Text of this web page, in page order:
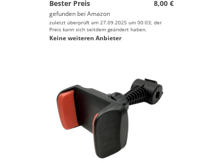
Bester Preis
8,00 €
gefunden bei Amazon
zuletzt überprüft am 27.09.2025 um 00:03; der
Preis kann sich seitdem geändert haben.
Keine weiteren Anbieter